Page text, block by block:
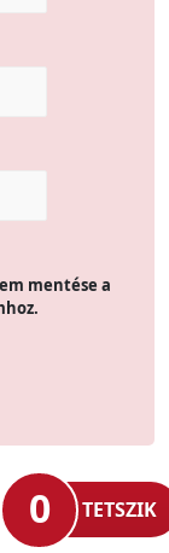
mentése a
0 TETSZIK